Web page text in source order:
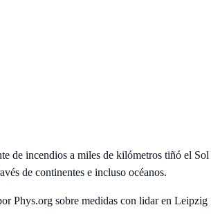
de incendios a miles de kilómetros tiñó el Sol
de continentes e incluso océanos.
Phys.org sobre medidas con lidar en Leipzig